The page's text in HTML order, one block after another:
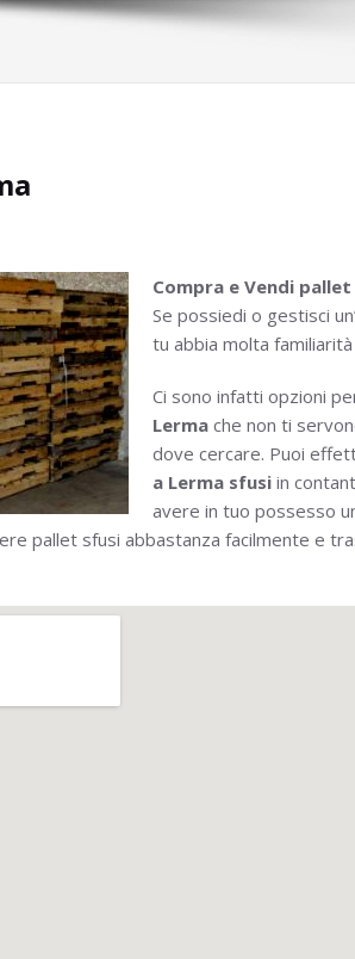
Compra e Vendi
Se possiedi o gestisci
tu abbia molta familiarità
Ci sono infatti opzioni
Lerma che non ti
dove cercare. Puoi
a Lerma sfusi in
avere in tuo possesso
pallet sfusi abbastanza facilmente e